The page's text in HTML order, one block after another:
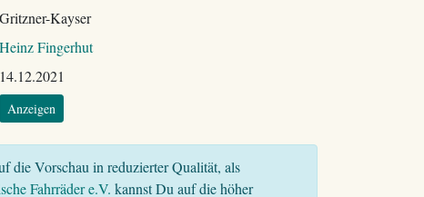
Gritzner-Kayser
Heinz Fingerhut
14.12.2021
Anzeigen
die Vorschau in reduzierter Qualität, als
Fahrräder e.V. kannst Du auf die höher